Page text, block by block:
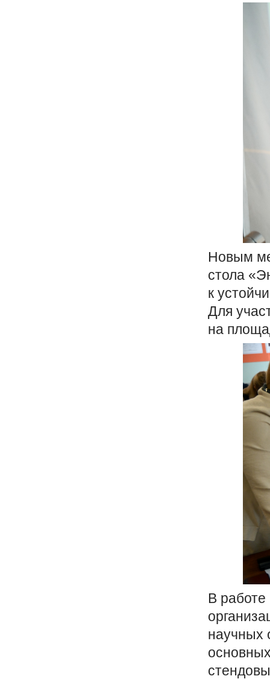
Новым
стола «
к
Для
на
В
научных